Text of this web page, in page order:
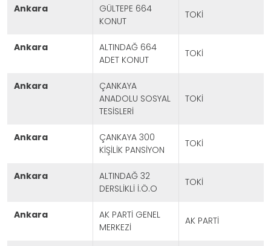
ankara
GÜLTEPE 664
KONUT
TOKİ
ankara
ALTINDAĞ 664
ADET KONUT
TOKİ
ankara
ÇANKAYA
ANADOLU SOSYAL
TESİSLERİ
TOKİ
ankara
ÇANKAYA 300
KİŞİLİK PANSİYON
TOKİ
ankara
ALTINDAĞ 32
DERSLİKLİ İ.Ö.O
TOKİ
ankara
AK PARTİ GENEL
MERKEZİ
AK PARTİ